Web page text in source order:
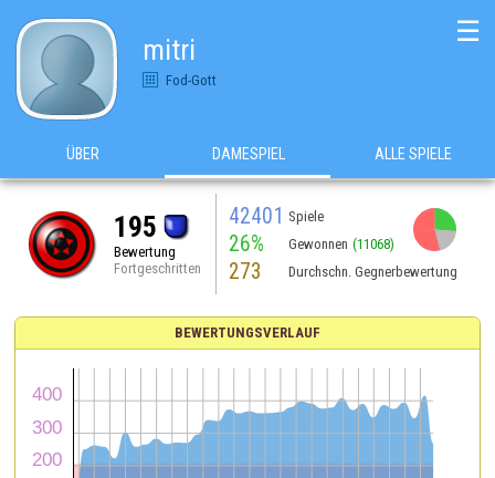
mitri
Fod-Gott
☰
ÜBER DAMESPIEL ALLE SPIELE
195
Bewertung
Fortgeschritten
42401 Spiele
26% Gewonnen (11068)
273 Durchschn. Gegnerbewertung
BEWERTUNGSVERLAUF